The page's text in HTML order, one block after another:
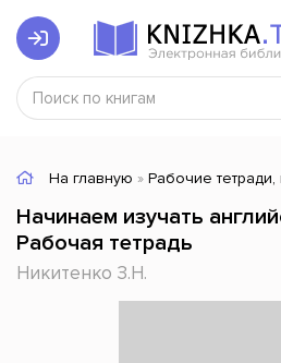
На главную » Рабочие
Начинаем изучать
Рабочая тетрадь
Никитенко З.Н.